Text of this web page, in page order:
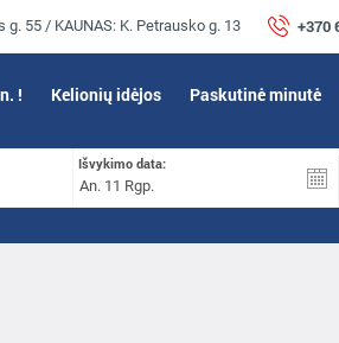
g. 55 / KAUNAS: K. Petrausko g. 13 +370
! Kelionių idėjos Paskutinė minutė
Išvykimo data: